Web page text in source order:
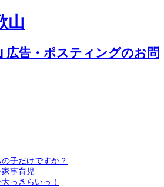
子だけですか？
事育児
っきらいっ！